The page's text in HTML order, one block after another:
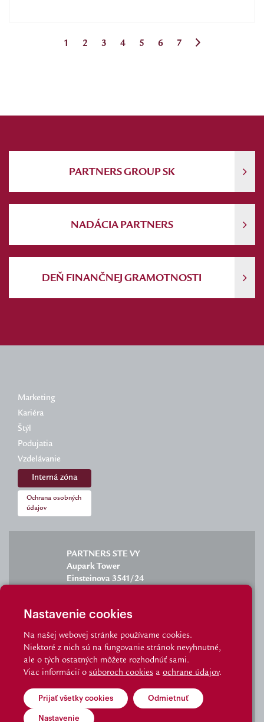
Nastavenie cookies
Na našej webovej stránke používame cookies.
Niektoré z nich sú na fungovanie stránok nevyhnutné,
ale o tých ostatných môžete rozhodnúť sami.
Viac informácií o súboroch cookies a ochrane údajov.
Prijať všetky cookies Odmietnuť
Nastavenie
1 2 3 4 5 6 7
PARTNERS GROUP SK
NADÁCIA PARTNERS
DEŇ FINANČNEJ GRAMOTNOSTI
Marketing
Kariéra
Štýl
Podujatia
Vzdelávanie
Interná zóna
Ochrana osobných
údajov
PARTNERS STE VY
Aupark Tower
Einsteinova 3541/24
info@partnersgroup.sk
tel.: 02/6280 2702
© Partnersgroup I Made by Visibility